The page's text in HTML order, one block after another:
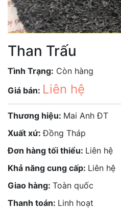
Than Trấu
Tình Trạng: Còn hàng
Giá bán: Liên hệ
Thương hiệu: Mai Anh ĐT
Xuất xứ:Đồng Tháp
Đơn hàng tối thiểu: Liên hệ
Khả năng cung cấp: Liên hệ
Giao hàng: Toàn quốc
Thanh toán: Linh hoạt